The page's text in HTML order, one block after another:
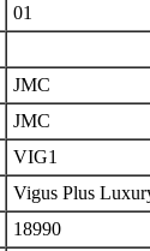
01
JMC
JMC
VIG1
Vigus Plus
18990